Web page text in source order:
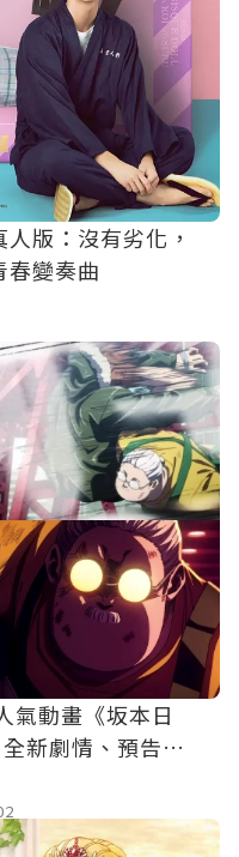
版：沒有劣化，
春變奏曲
動畫《坂本日
新劇情、預告、